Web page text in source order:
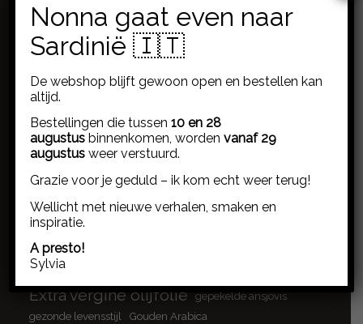
ambachtelijk koken ansjovis
ansjovis cantabrische zee
ansjovis sardinië
Arboribus basilicum pesto biologische saffraan
bloemknoppen Blue Zone
borrelplank inspiratie bottarga di muggine
brood platbrood
cappuccino Chiaramonti Crocus Sativus
duurzame visserij
eerlijke ingrediënten
Extra vergine olijfolie
gepekelde ansjovis
gezonde levensstijl
Gouden Arabica
Nonna gaat even naar
Sardinië 🇮🇹
De webshop blijft gewoon open en bestellen kan
altijd.
Bestellingen die tussen10 en 28
augustus binnenkomen, wordenvanaf 29
augustus weer verstuurd.
Grazie voor je geduld – ik kom echt weer terug!
Wellicht met nieuwe verhalen, smaken en
inspiratie.
A presto!
Sylvia